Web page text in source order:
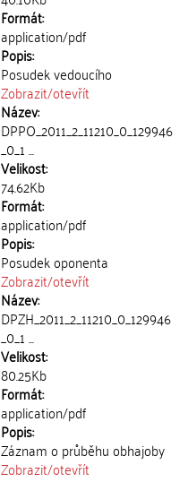
Formát:
application/pdf
Popis:
Posudek vedoucího
Zobrazit/otevřít
Název:
DPPO_2011_2_11210_0_129946
_0_1 ...
Velikost:
74.62Kb
Formát:
application/pdf
Popis:
Posudek oponenta
Zobrazit/otevřít
Název:
DPZH_2011_2_11210_0_129946
_0_1 ...
Velikost:
80.25Kb
Formát:
application/pdf
Popis:
Záznam o průběhu obhajoby
Zobrazit/otevřít